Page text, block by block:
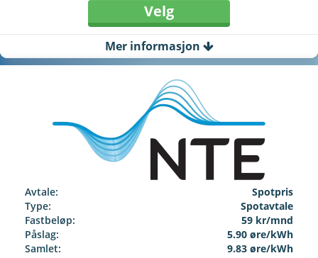
Velg
Mer informasjon
Avtale:
Spotpris
Type:
Spotavtale
Fastbeløp:
59 kr/mnd
Påslag:
5.90 øre/kWh
Samlet:
9.83 øre/kWh